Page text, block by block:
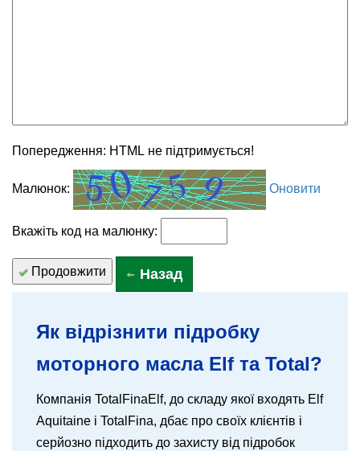
Попередження: HTML не підтримується!
Малюнок: Оновити
Вкажіть код на малюнку:
Продовжити Назад
Як відрізнити підробку
моторного масла Elf та Total?
Компанія TotalFinaElf, до складу якої входять Elf
Aquitaine і TotalFina, дбає про своїх клієнтів і
серйозно підходить до захисту від підробок